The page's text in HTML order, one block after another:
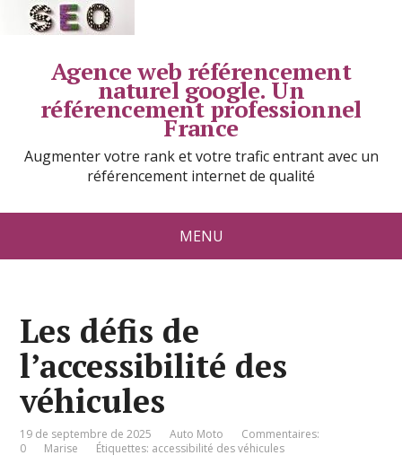
Agence web référencement
naturel google. Un
référencement professionnel
France
Augmenter votre rank et votre trafic entrant avec un
référencement internet de qualité
MENU
Les défis de
l’accessibilité des
véhicules
19 de septembre de 2025 Auto Moto
Commentaires:
0
Marise Étiquettes: accessibilité des véhicules